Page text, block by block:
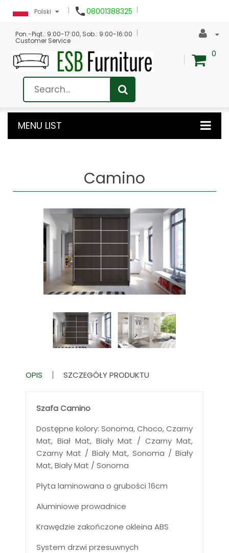
Polski 08001388325
Pon.-Piąt.: 9:00-17:00, Sob.: 9:00-16:00
Customer Service
0
MENU LIST
Camino
OPIS SZCZEGÓŁY PRODUKTU
Szafa Camino
Dostępne kolory: Sonoma, Choco, Czarny
Mat, Biał Mat, Biały Mat / Czarny Mat,
Czarny Mat / Biały Mat, Sonoma / Biały
Mat, Biały Mat / Sonoma
Płyta laminowana o grubości 16cm
Aluminiowe prowadnice
Krawędzie zakończone okleina ABS
System drzwi przesuwnych